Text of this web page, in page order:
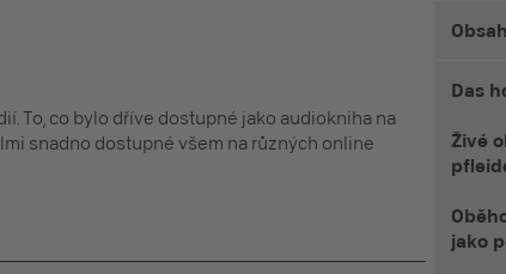
Das
Živé
jako
To, co bylo dříve dostupné jako audiokniha na
snadno dostupné všem na různých online